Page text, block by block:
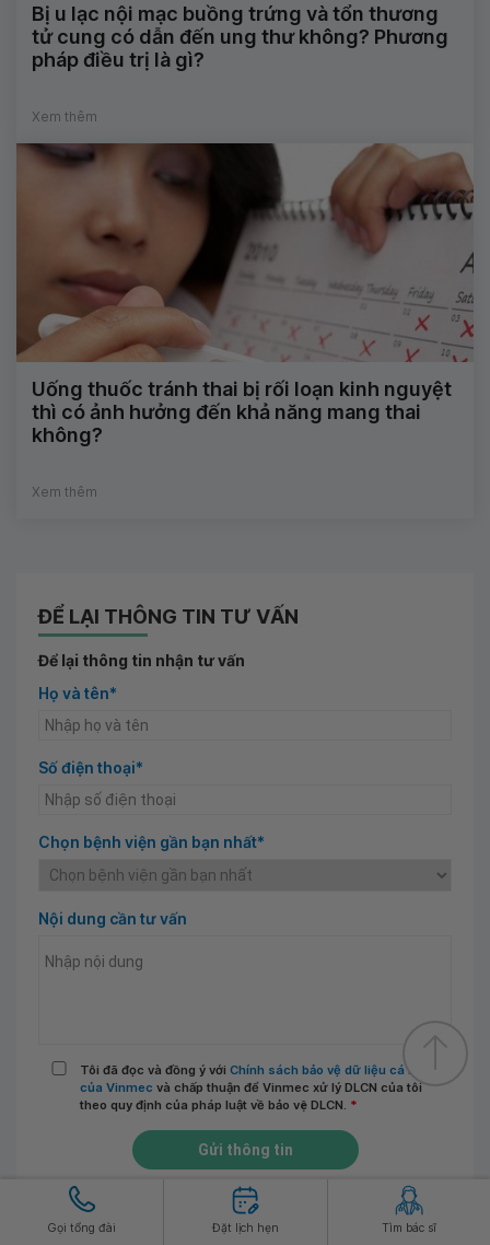
Bị u lạc nội mạc buồng trứng và tổn thương
tử cung có dẫn đến ung thư không? Phương
pháp điều trị là gì?
Xem thêm
Uống thuốc tránh thai bị rối loạn kinh nguyệt
thì có ảnh hưởng đến khả năng mang thai
không?
Xem thêm
ĐỂ LẠI THÔNG TIN TƯ VẤN
Để lại thông tin nhận tư vấn
Họ và tên*
Số điện thoại*
Chọn bệnh viện gần bạn nhất*
Nội dung cần tư vấn
Tôi đã đọc và đồng ý với Chính sách bảo vệ dữ liệu cá nhân
của Vinmec và chấp thuận để Vinmec xử lý DLCN của tôi
theo quy định của pháp luật về bảo vệ DLCN. *
Gửi thông tin
Gọi tổng đài Đặt lịch hẹn Tìm bác sĩ